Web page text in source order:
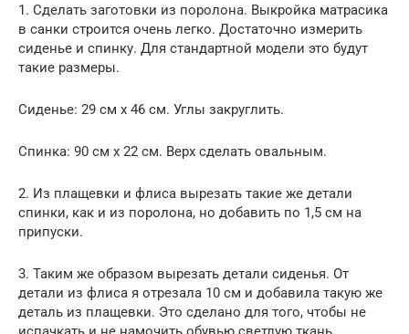
1. Сделать заготовки из поролона. Выкройка матрасика
в санки строится очень легко. Достаточно измерить
сиденье и спинку. Для стандартной модели это будут
такие размеры.
Сиденье: 29 см х 46 см. Углы закруглить.
Спинка: 90 см х 22 см. Верх сделать овальным.
2. Из плащевки и флиса вырезать такие же детали
спинки, как и из поролона, но добавить по 1,5 см на
припуски.
3. Таким же образом вырезать детали сиденья. От
детали из флиса я отрезала 10 см и добавила такую же
деталь из плащевки. Это сделано для того, чтобы не